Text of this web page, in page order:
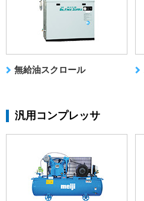
無給油スクロール
汎用コンプレッサ